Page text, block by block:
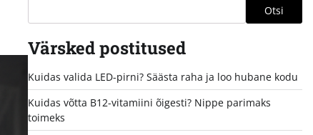
Otsi
Värsked postitused
Kuidas valida LED-pirni? Säästa raha ja loo hubane kodu
Kuidas võtta B12-vitamiini õigesti? Nippe parimaks
toimeks